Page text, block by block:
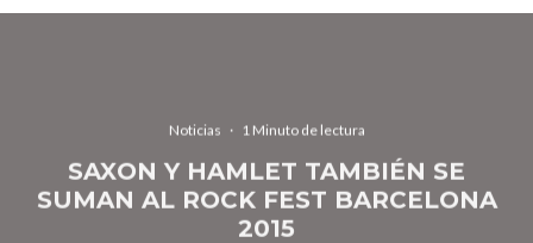
Noticias · 1 Minuto de lectura
SAXON Y HAMLET TAMBIÉN SE
SUMAN AL ROCK FEST BARCELONA
2015